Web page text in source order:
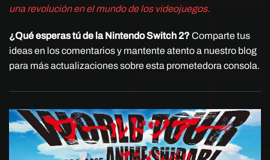
una revolución en el mundo de los videojuegos.
¿Qué esperas tú de la Nintendo Switch 2? Comparte tus
ideas en los comentarios y mantente atento a nuestro blog
para más actualizaciones sobre esta prometedora consola.